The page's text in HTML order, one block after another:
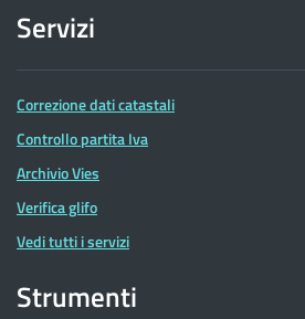
Servizi
Correzione dati catastali
Controllo partita Iva
Archivio Vies
Verifica glifo
Vedi tutti i servizi
Strumenti